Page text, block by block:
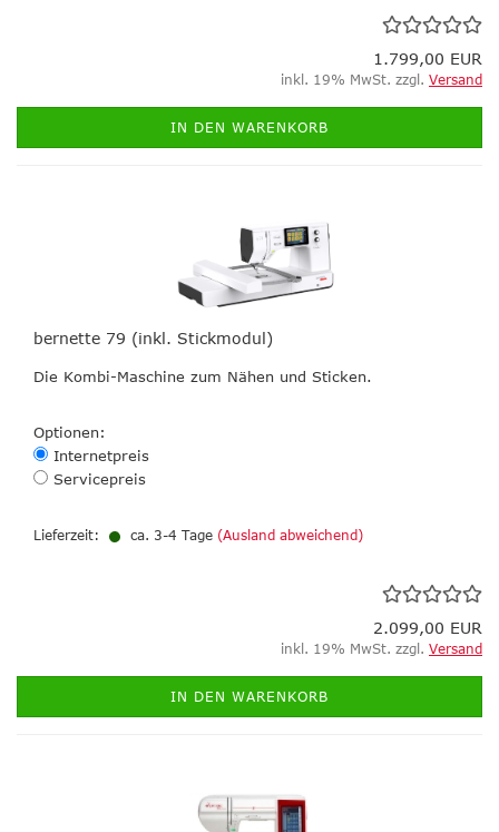
1.799,00 EUR
inkl. 19% MwSt. zzgl. Versand
IN DEN WARENKORB
bernette 79 (inkl. Stickmodul)
Die Kombi-Maschine zum Nähen und Sticken.
Optionen:
Internetpreis
Servicepreis
Lieferzeit: ca. 3-4 Tage (Ausland abweichend)
2.099,00 EUR
inkl. 19% MwSt. zzgl. Versand
IN DEN WARENKORB